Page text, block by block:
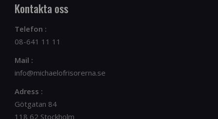
Kontakta oss
Telefon :
08-641 11 11
Mail :
info@michaelofrisorerna.se
Adress :
Götgatan 84
118 62 Stockholm